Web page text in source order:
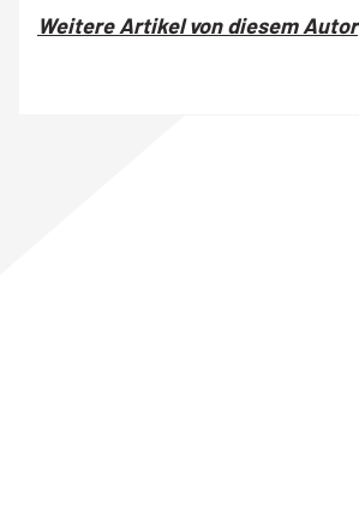
Weitere Artikel von diesem Autor